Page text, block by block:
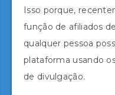
Isso porque,
função de afiliados
qualquer pessoa
plataforma usando
de divulgação.